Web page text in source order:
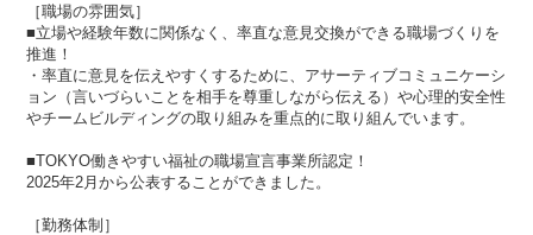
［職場の雰囲気］
■立場や経験年数に関係なく、率直な意見交換ができる職場づくりを
推進！
・率直に意見を伝えやすくするために、アサーティブコミュニケーシ
ョン（言いづらいことを相手を尊重しながら伝える）や心理的安全性
やチームビルディングの取り組みを重点的に取り組んでいます。
■TOKYO働きやすい福祉の職場宣言事業所認定！
2025年2月から公表することができました。
［勤務体制］